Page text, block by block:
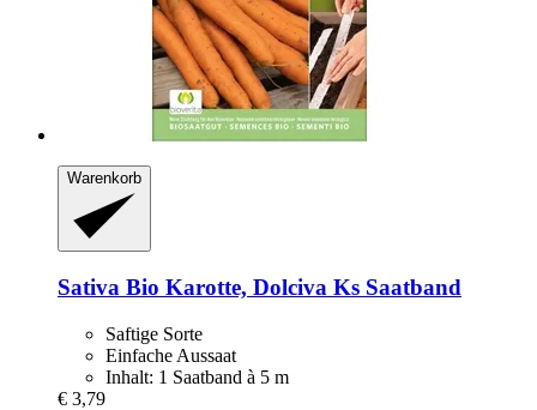
Warenkorb
Sativa Bio Karotte, Dolciva Ks Saatband
Saftige Sorte
Einfache Aussaat
Inhalt: 1 Saatband à 5 m
€ 3,79